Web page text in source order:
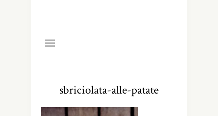
sbriciolata-alle-patate